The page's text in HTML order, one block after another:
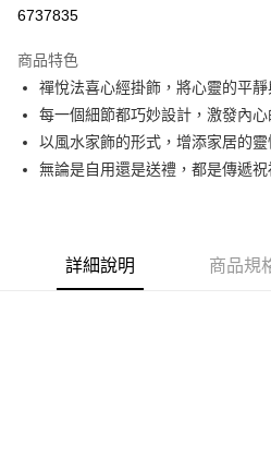
流程，驗證手機門號後，選擇欲分期的期
3.實際核准額度、可分期數及費用金額請
4.訂單成立30分鐘內，如未前往確認交易
消。如遇「轉專審核」未通過狀況，表示
法說明評估內容。
1.分期款項不併入電信帳單，「大哥付你
醒簡訊。
1.本服務係由「台灣大哥大股份有限公司
用戶於交易時，得透過本服務購買商品或
運送方式
宅配
每筆NT$120，滿NT$1,500(含以上)
6737835
商品特色
禪悅法喜心經掛飾，將心靈的平靜
每一個細節都巧妙設計，激發內心
以風水家飾的形式，增添家居的靈
無論是自用還是送禮，都是傳遞祝
詳細說明 商品規